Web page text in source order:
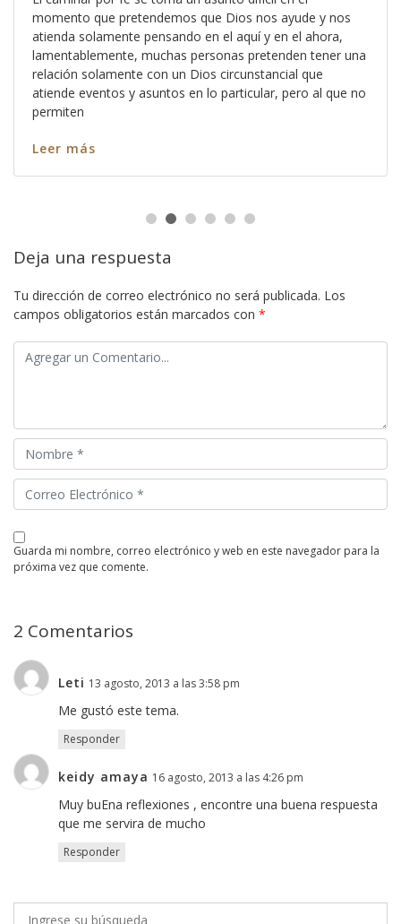
momento que pretendemos que Dios nos ayude y nos
atienda solamente pensando en el aquí y en el ahora,
lamentablemente, muchas personas pretenden tener una
relación solamente con un Dios circunstancial que
atiende eventos y asuntos en lo particular, pero al que no
permiten
Leer más
Deja una respuesta
Tu dirección de correo electrónico no será publicada. Los
campos obligatorios están marcados con *
guarda mi nombre, correo electrónico y web en este navegador para la
próxima vez que comente.
2 Comentarios
Leti 13 agosto, 2013 a las 3:58 pm
Me gustó este tema.
Responder
keidy amaya 16 agosto, 2013 a las 4:26 pm
Muy buEna reflexiones , encontre una buena respuesta
que me servira de mucho
Responder